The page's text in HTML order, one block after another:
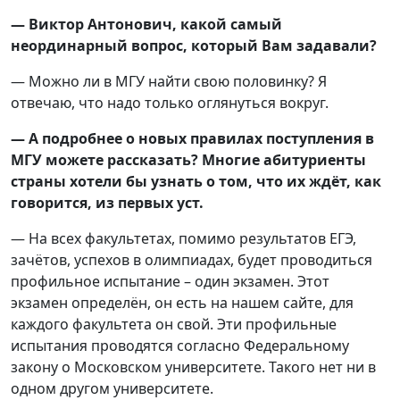
— Виктор Антонович, какой самый
неординарный вопрос, который Вам задавали?
— Можно ли в МГУ найти свою половинку? Я
отвечаю, что надо только оглянуться вокруг.
— А подробнее о новых правилах поступления в
МГУ можете рассказать? Многие абитуриенты
страны хотели бы узнать о том, что их ждёт, как
говорится, из первых уст.
— На всех факультетах, помимо результатов ЕГЭ,
зачётов, успехов в олимпиадах, будет проводиться
профильное испытание – один экзамен. Этот
экзамен определён, он есть на нашем сайте, для
каждого факультета он свой. Эти профильные
испытания проводятся согласно Федеральному
закону о Московском университете. Такого нет ни в
одном другом университете.